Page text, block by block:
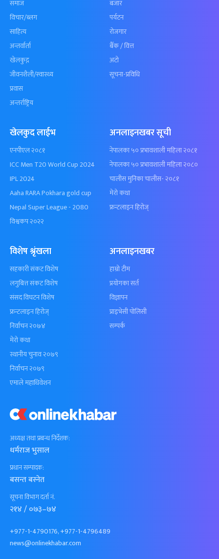
अध्यक्ष तथा प्रबन्ध निर्देशक:
धर्मराज भुसाल
प्रधान सम्पादक:
बसन्त बस्नेत
सूचना विभाग दर्ता नं.
२१४ / ०७३–७४
+977-1-4790176, +977-1-4796489
news@onlinekhabar.com
समाज
विचार/ब्लग
साहित्य
अन्तर्वार्ता
खेलकुद़़
जीवनशैली/स्वास्थ्य
प्रवास
अन्तर्राष्ट्रिय
बजार
पर्यटन
रोजगार
बैँक / वित्त
अटो
सूचना-प्रविधि
खेलकुद लाईभ
एनपीएल २०८१
ICC Men T20 World Cup 2024
IPL 2024
Aaha RARA Pokhara gold cup
Nepal Super League - 2080
विश्वकप २०२२
अनलाइनखबर सूची
नेपालका ५० प्रभावशाली महिला २०८१
नेपालका ५० प्रभावशाली महिला २०८०
चालीस मुनिका चालीस- २०८१
मेरो कथा
फ्रन्टलाइन हिरोज्
विशेष श्रृंखला
सहकारी संकट विशेष
लगुबित्त संकट विशेष
संसद विघटन विशेष
फ्रन्टलाइन हिरोज्
निर्वाचन २०७४
मेरो कथा
स्थानीय चुनाव २०७९
निर्वाचन २०७९
एमाले महाधिवेशन
अनलाइनखबर
हाम्रो टीम
प्रयोगका सर्त
विज्ञापन
प्राइभेसी पोलिसी
सम्पर्क